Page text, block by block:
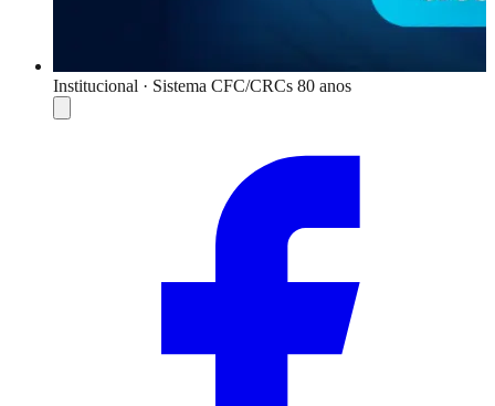
Institucional · Sistema CFC/CRCs 80 anos
Compartilhar